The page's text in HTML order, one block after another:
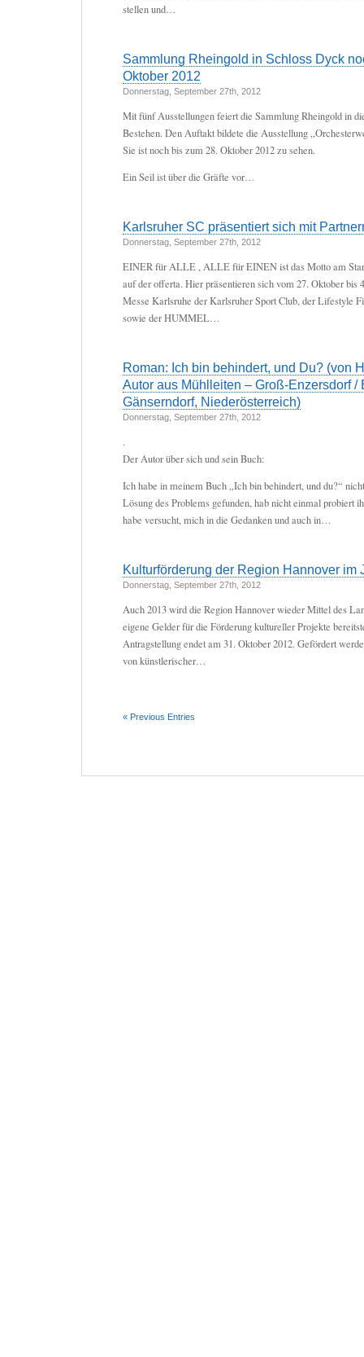
stellen und…
Sammlung Rheingold in Schloss Dyck
Oktober 2012
Donnerstag, September 27th, 2012
Mit fünf Ausstellungen feiert die Sammlung Rheingold in
Bestehen. Den Auftakt bildete die Ausstellung
Sie ist noch bis zum 28. Oktober 2012 zu sehen.
Ein Seil ist über die Gräfte vor…
Karlsruher SC präsentiert sich mit
Donnerstag, September 27th, 2012
EINER für ALLE , ALLE für EINEN ist das Motto am
auf der offerta. Hier präsentieren sich vom 27. Oktober bis
Messe Karlsruhe der Karlsruher Sport Club, der Lifestyle
sowie der HUMMEL…
Roman: Ich bin behindert, und Du? (von
Autor aus Mühlleiten – Groß-Enzersdorf /
Gänserndorf, Niederösterreich)
Donnerstag, September 27th, 2012
.
Der Autor über sich und sein Buch:
Ich habe in meinem Buch „Ich bin behindert, und du?“
Lösung des Problems gefunden, hab nicht einmal probiert
habe versucht, mich in die Gedanken und auch in…
Kulturförderung der Region Hannover im
Donnerstag, September 27th, 2012
Auch 2013 wird die Region Hannover wieder Mittel des
eigene Gelder für die Förderung kultureller Projekte
Antragstellung endet am 31. Oktober 2012. Gefördert
von künstlerischer…
« Previous Entries